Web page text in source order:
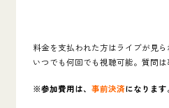
料金を支払われた方はライブが見ら
いつでも何回でも視聴可能。質問は
※参加費用は、 事前決済になります